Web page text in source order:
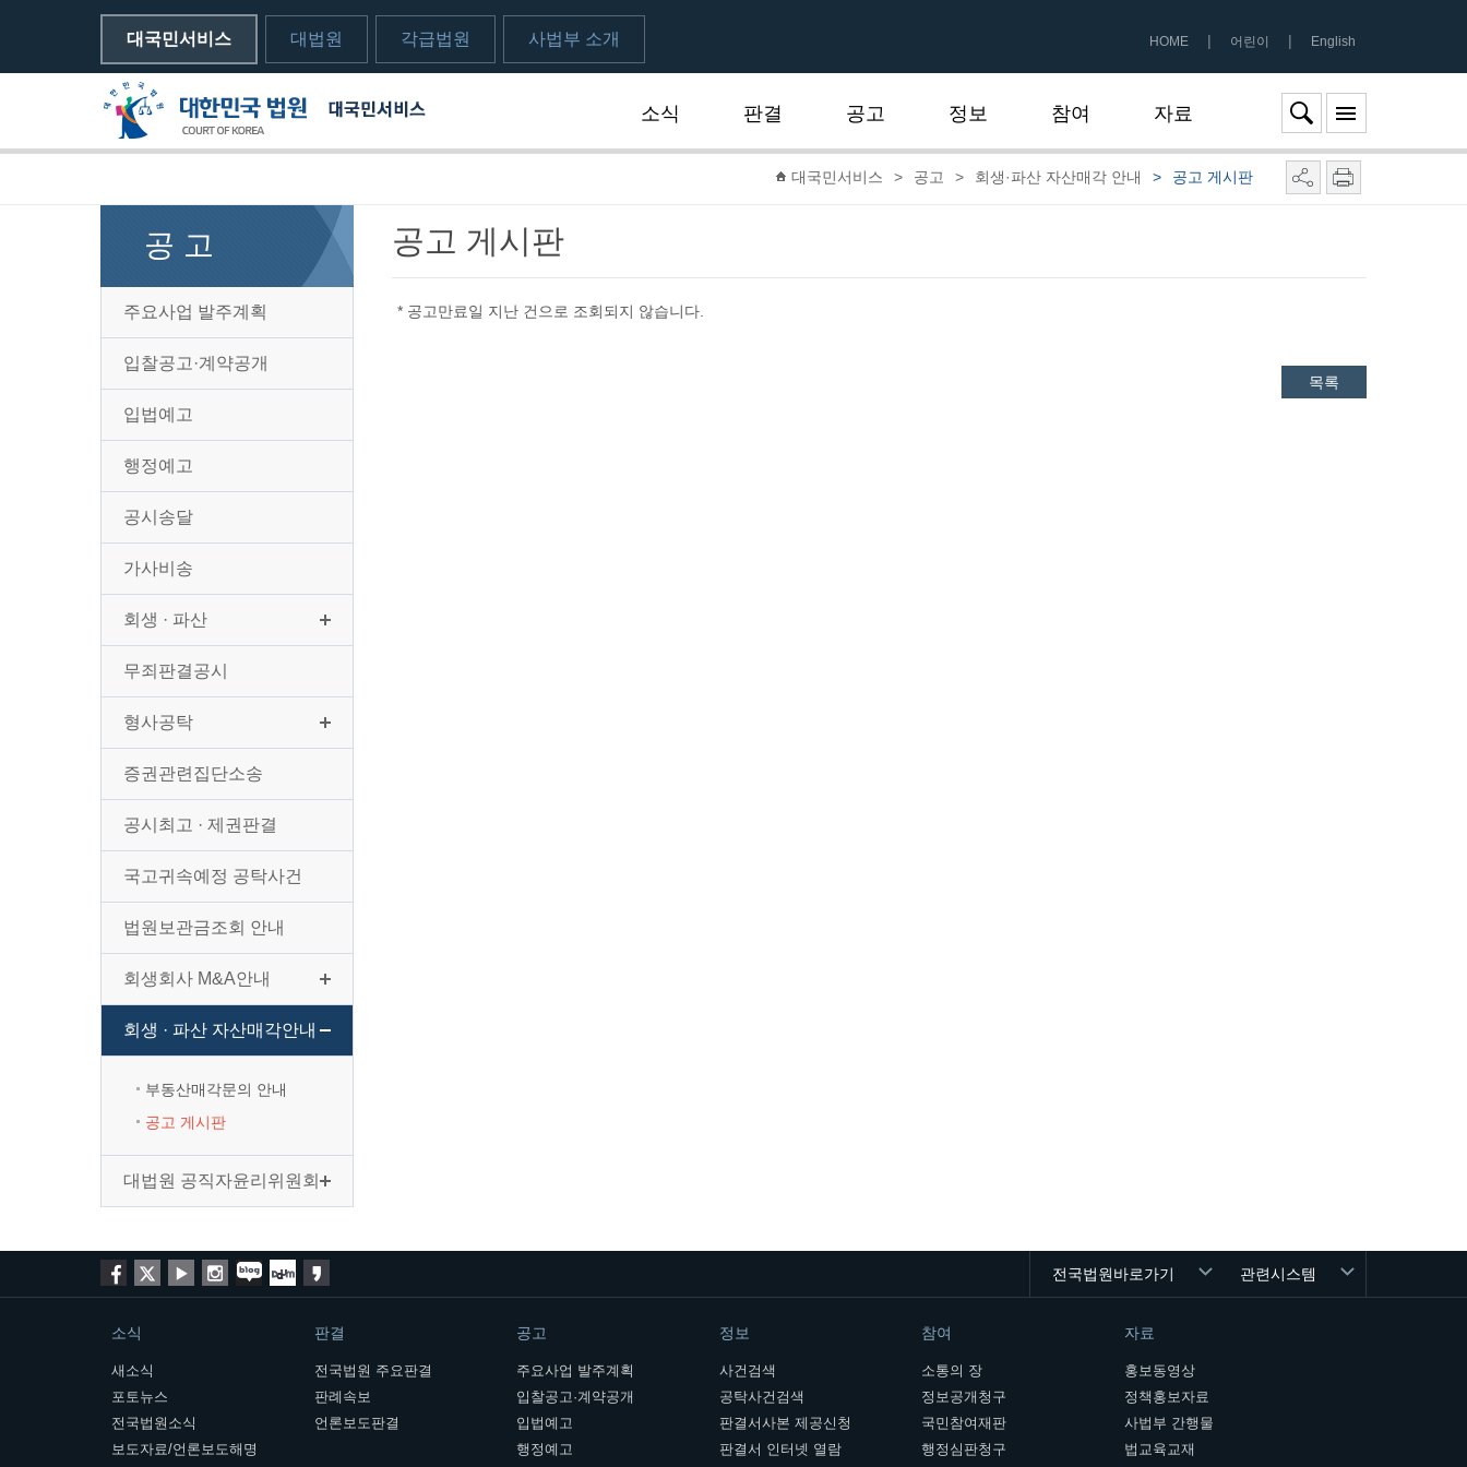
대국민서비스 대법원 각급법원 사법부 소개 HOME | 어린이 | English
소식 판결 공고 정보 참여 자료
메뉴전체보기
대국민서비스 > 공고 > 회생·파산 자산매각 안내 > 공고 게시판
공 고
주요사업 발주계획
입찰공고·계약공개
입법예고
행정예고
공시송달
가사비송
회생 · 파산
무죄판결공시
형사공탁
증권관련집단소송
공시최고 · 제권판결
국고귀속예정 공탁사건
법원보관금조회 안내
회생회사 M&A안내
회생 · 파산 자산매각안내
부동산매각문의 안내
공고 게시판
대법원 공직자윤리위원회
공고 게시판
* 공고만료일 지난 건으로 조회되지 않습니다.
목록
전국법원바로가기 관련시스템
소식
새소식
포토뉴스
전국법원소식
보도자료/언론보도해명
판결
전국법원 주요판결
판례속보
언론보도판결
공고
주요사업 발주계획
입찰공고·계약공개
입법예고
행정예고
정보
사건검색
공탁사건검색
판결서사본 제공신청
판결서 인터넷 열람
참여
소통의 장
정보공개청구
국민참여재판
행정심판청구
자료
홍보동영상
정책홍보자료
사법부 간행물
법교육교재